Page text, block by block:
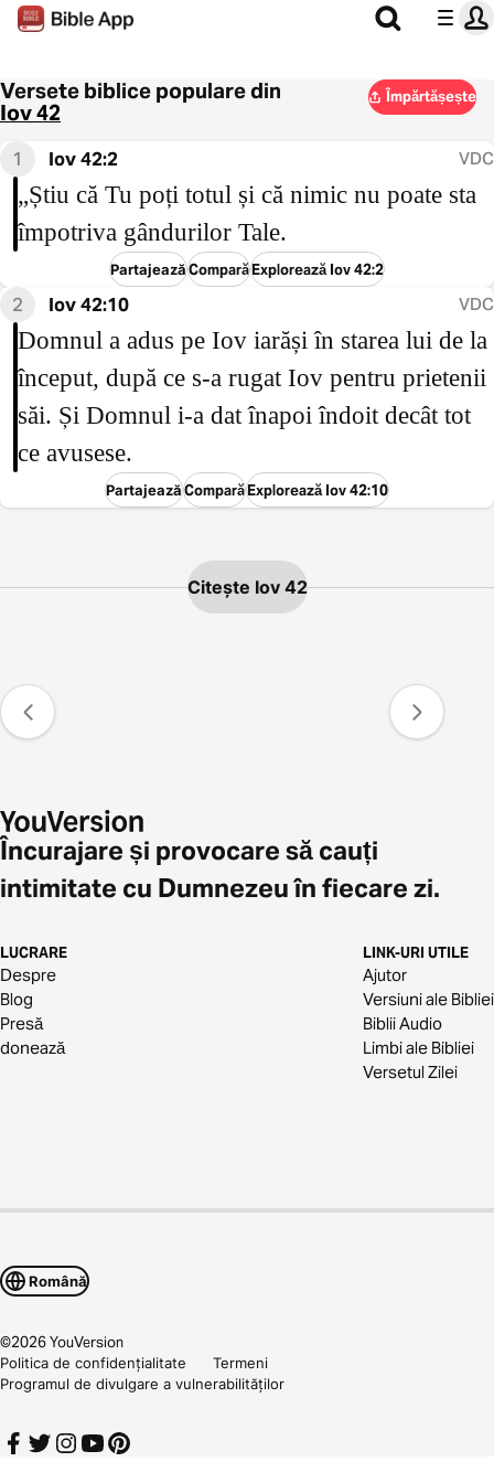
Versete biblice populare din
Iov 42
Împărtășește
1 Iov 42:2 VDC
„Știu că Tu poți totul și că nimic nu poate sta
împotriva gândurilor Tale.
PartajeazăComparăExplorează Iov 42:2
2 Iov 42:10 VDC
Domnul a adus pe Iov iarăși în starea lui de la
început, după ce s-a rugat Iov pentru prietenii
săi. Și Domnul i-a dat înapoi îndoit decât tot
ce avusese.
PartajeazăComparăExplorează Iov 42:10
Citește Iov 42
Încurajare și provocare să cauți
intimitate cu Dumnezeu în fiecare zi.
LUCRARE
Despre
Blog
Presă
donează
LINK-URI UTILE
Ajutor
Versiuni ale Bibliei
Biblii Audio
Limbi ale Bibliei
Versetul Zilei
Română
©2026YouVersion
Politica de confidențialitate
Termeni
Programul de divulgare a vulnerabilităților